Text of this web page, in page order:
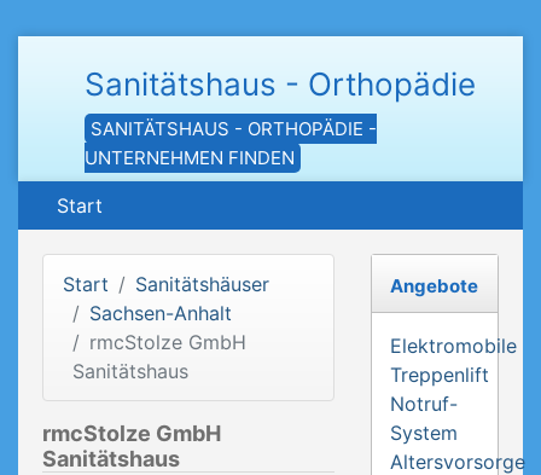
Sanitätshaus - Orthopädie
SANITÄTSHAUS - ORTHOPÄDIE -
UNTERNEHMEN FINDEN
Start
Start
Sanitätshäuser
Sachsen-Anhalt
rmcStolze GmbH
Sanitätshaus
rmcStolze GmbH
Sanitätshaus
Angebote
Elektromobile
Treppenlift
Notruf-
System
Altersvorsorge